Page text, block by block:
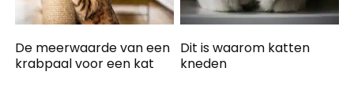
De meerwaarde van een
krabpaal voor een kat
Dit is waarom katten
kneden